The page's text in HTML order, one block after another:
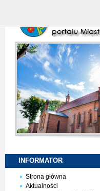
INFORMATOR
Strona główna
Aktualności